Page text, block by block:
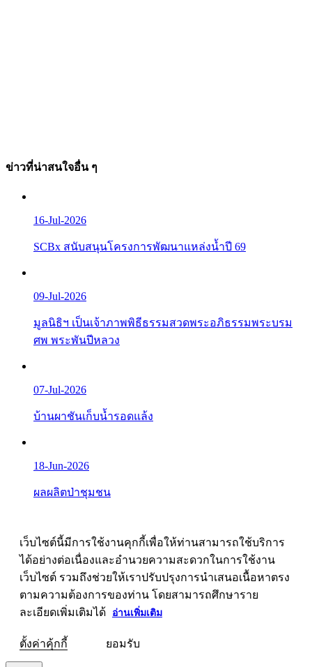
ข่าวที่น่าสนใจอื่น ๆ
16-Jul-2026
SCBx สนับสนุนโครงการพัฒนาแหล่งน้ำปี 69
09-Jul-2026
มูลนิธิฯ เป็นเจ้าภาพพิธีธรรมสวดพระอภิธรรมพระบรม
ศพ พระพันปีหลวง
07-Jul-2026
บ้านผาชันเก็บน้ำรอดแล้ง
18-Jun-2026
ผลผลิตป่าชุมชน
เว็บไซต์นี้มีการใช้งานคุกกี้เพื่อให้ท่านสามารถใช้บริการ
ได้อย่างต่อเนื่องและอำนวยความสะดวกในการใช้งาน
เว็บไซต์ รวมถึงช่วยให้เราปรับปรุงการนำเสนอเนื้อหาตรง
ตามความต้องการของท่าน โดยสามารถศึกษาราย
ละเอียดเพิ่มเติมได้
อ่านเพิ่มเติม
ตั้งค่าคุ้กกี้ ยอมรับ